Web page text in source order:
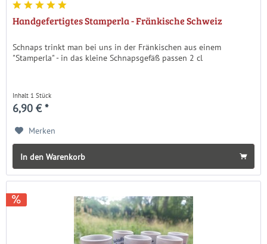
Handgefertigtes Stamperla - Fränkische Schweiz
Schnaps trinkt man bei uns in der Fränkischen aus einem
"Stamperla" - in das kleine Schnapsgefäß passen 2 cl
Inhalt 1 Stück
6,90 € *
Merken
In den Warenkorb